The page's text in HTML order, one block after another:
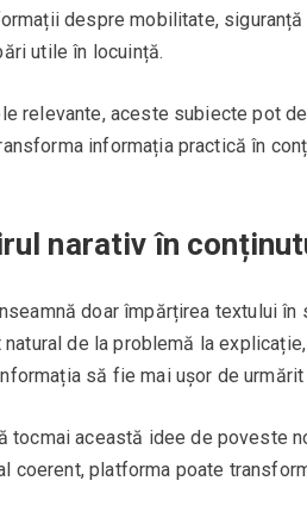
despre mobilitate,
utile în locuință.
relevante, aceste subiecte pot
informația practică în
narativ în
doar împărțirea textului în
de la problemă la
să fie mai ușor de
tocmai această idee de poveste
coerent, platforma poate